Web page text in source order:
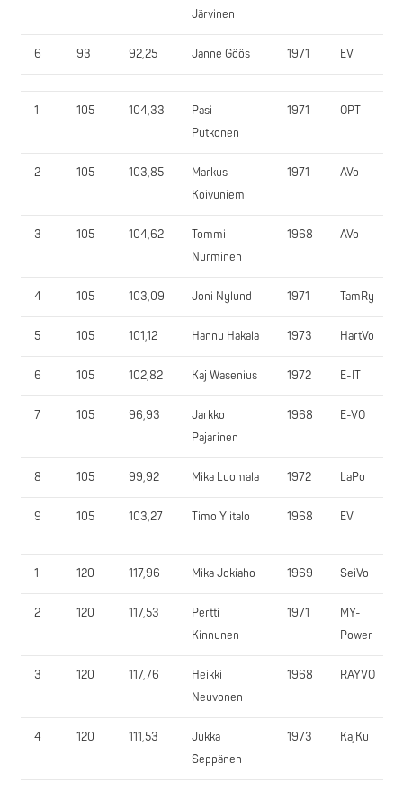
Järvinen
6 93 92,25 Janne Göös 1971 EV
1 105 104,33
Pasi
Putkonen
1971 OPT
2 105 103,85
Markus
Koivuniemi
1971 AVo
3 105 104,62
Tommi
Nurminen
1968 AVo
4 105 103,09 Joni Nylund 1971 TamRy
5 105 101,12 Hannu Hakala 1973 HartVo
6 105 102,82 Kaj Wasenius 1972 E-IT
7 105 96,93
Jarkko
Pajarinen
1968 E-VO
8 105 99,92 Mika Luomala 1972 LaPo
9 105 103,27 Timo Ylitalo 1968 EV
1 120 117,96 Mika Jokiaho 1969 SeiVo
2 120 117,53
Pertti
Kinnunen
1971
MY-
Power
3 120 117,76
Heikki
Neuvonen
1968 RAYVO
4 120 111,53
Jukka
Seppänen
1973 KajKu